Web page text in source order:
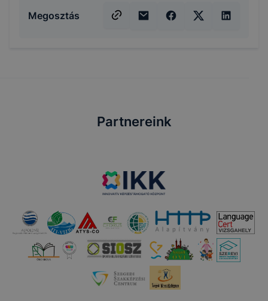
Megosztás
Partnereink